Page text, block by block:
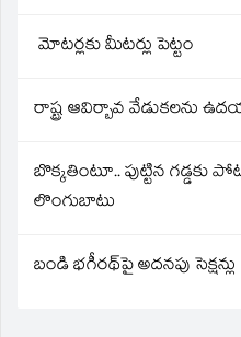
మోటర్లకు మీటర్లు పెట్టం
రాష్ట్ర ఆవిర్బావ వేడుకలను
బొక్కతింటూ.. పుట్టిన గడ్డకు
లొంగుబాటు
బండి భగీరథ్‌పై అదనపు సెక్షన్లు